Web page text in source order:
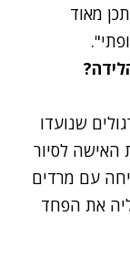
מאוד
שנועדו
לסיור
עם מרדים
את הפחד